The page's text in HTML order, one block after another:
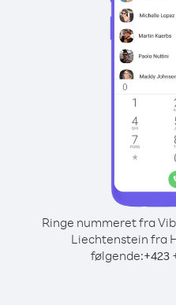
Ringe nummeret fra
Liechtenstein fra
følgende:+423